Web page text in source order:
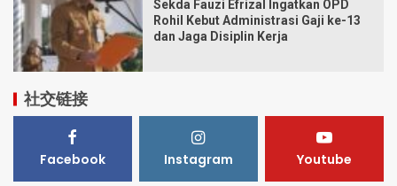
Sekda Fauzi Efrizal Ingatkan OPD
Rohil Kebut Administrasi Gaji ke-13
dan Jaga Disiplin Kerja
社交链接
Facebook Instagram Youtube